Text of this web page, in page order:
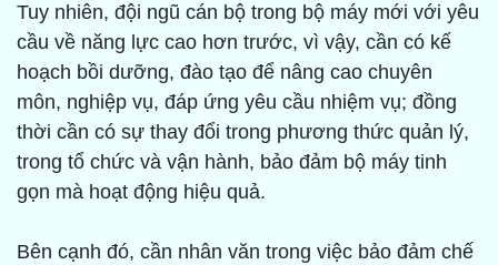
Tuy nhiên, đội ngũ cán bộ trong bộ máy mới với yêu
cầu về năng lực cao hơn trước, vì vậy, cần có kế
hoạch bồi dưỡng, đào tạo để nâng cao chuyên
môn, nghiệp vụ, đáp ứng yêu cầu nhiệm vụ; đồng
thời cần có sự thay đổi trong phương thức quản lý,
trong tổ chức và vận hành, bảo đảm bộ máy tinh
gọn mà hoạt động hiệu quả.
Bên cạnh đó, cần nhân văn trong việc bảo đảm chế